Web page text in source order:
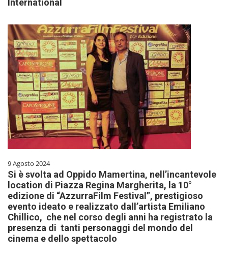
International
9 Agosto 2024
Si è svolta ad Oppido Mamertina, nell’incantevole
location di Piazza Regina Margherita, la 10°
edizione di “AzzurraFilm Festival”, prestigioso
evento ideato e realizzato dall’artista Emiliano
Chillico, che nel corso degli anni ha registrato la
presenza di tanti personaggi del mondo del
cinema e dello spettacolo